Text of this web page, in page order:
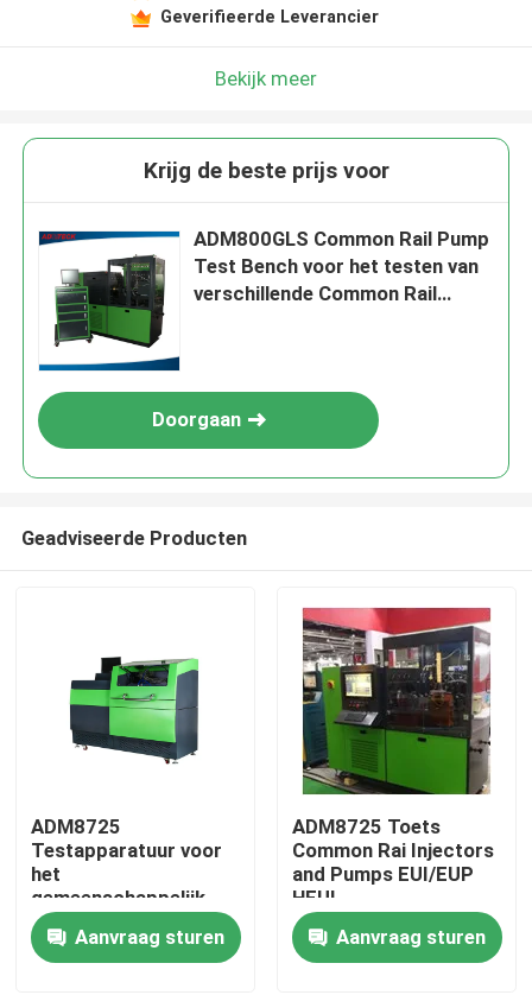
Huis
Producten
Geverifieerde Leverancier
Bekijk meer
Krijg de beste prijs voor
ADM800GLS Common Rail Pump
Test Bench voor het testen van
verschillende Common Rail
Doorgaan
Geadviseerde Producten
ADM8725
Testapparatuur voor
het
gemeenschappelijk
spoorwegsysteem
Aanvraag sturen
ADM8725 Toets
Common Rai Injectors
and Pumps EUI/EUP
HEUI
Aanvraag sturen